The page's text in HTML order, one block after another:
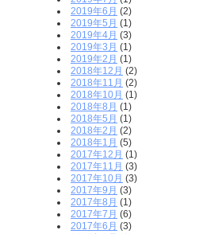
2019年6月 (2)
2019年5月 (1)
2019年4月 (3)
2019年3月 (1)
2019年2月 (1)
2018年12月 (2)
2018年11月 (2)
2018年10月 (1)
2018年8月 (1)
2018年5月 (1)
2018年2月 (2)
2018年1月 (5)
2017年12月 (1)
2017年11月 (3)
2017年10月 (3)
2017年9月 (3)
2017年8月 (1)
2017年7月 (6)
2017年6月 (3)